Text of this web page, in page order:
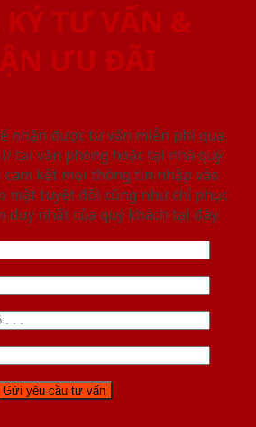
TƯ VẤN &
ƯU ĐÃI
nhận được tư vấn miễn phí qua
tại văn phòng hoặc tại nhà quý
cam kết mọi thông tin nhập vào
mật tuyệt đối cũng như chỉ phục
duy nhất của quý khách tại đây.